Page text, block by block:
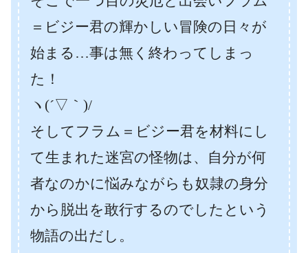
＝ビジー君の輝かしい冒険の日々が
始まる…事は無く終わってしまっ
た！
ヽ(´▽｀)/
そしてフラム＝ビジー君を材料にし
て生まれた迷宮の怪物は、自分が何
者なのかに悩みながらも奴隷の身分
から脱出を敢行するのでしたという
物語の出だし。